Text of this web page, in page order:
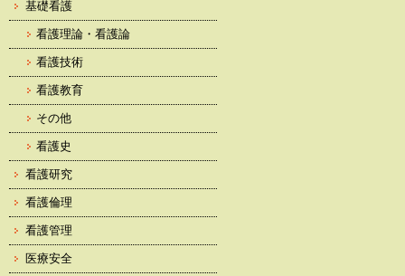
基礎看護
看護理論・看護論
看護技術
看護教育
その他
看護史
看護研究
看護倫理
看護管理
医療安全